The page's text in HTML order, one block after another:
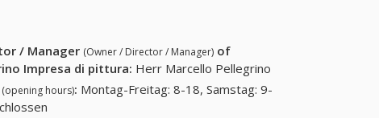
/ Manager (Owner / Director / Manager) of
Impresa di pittura: Herr Marcello Pellegrino
(opening hours): Montag-Freitag: 8-18, Samstag: 9-